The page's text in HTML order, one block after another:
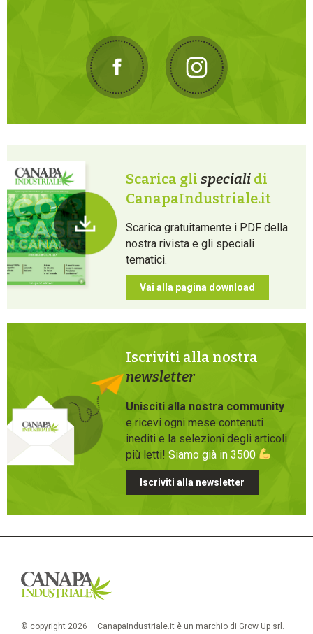
Scarica gli speciali di
CanapaIndustriale.it
Scarica gratuitamente i PDF della
nostra rivista e gli speciali
tematici.
Vai alla pagina download
Iscriviti alla nostra
newsletter
Unisciti alla nostra community
e ricevi ogni mese contenuti
inediti e la selezioni degli articoli
più letti! Siamo già in 3500
Iscriviti alla newsletter
© copyright 2026 – CanapaIndustriale.it è un marchio di Grow Up srl.